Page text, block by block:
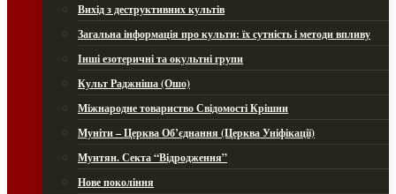
Вихід з деструктивних культів
Загальна інформація про культи: їх сутність і методи впливу
Інші езотеричні та окультні групи
Культ Раджніша (Ошо)
Міжнародне товариство Свідомості Крішни
Муніти – Церква Об’єднання (Церква Уніфікації)
Мунтян. Секта “Відродження”
Нове покоління